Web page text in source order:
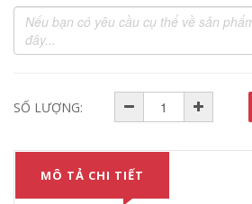
SỐ LƯỢNG:
MÔ TẢ CHI TIẾT